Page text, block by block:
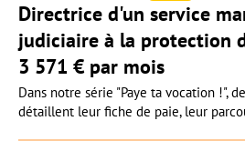
Directrice d'un service
judiciaire à la protection
3 571 € par mois
Dans notre série "Paye ta vocation !",
détaillent leur fiche de paie, leur